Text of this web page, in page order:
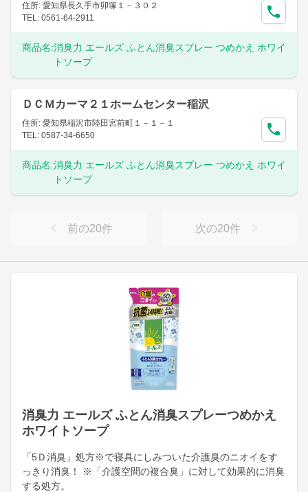
消臭力 エールズ ふとん消臭スプレーつめかえ
ホワイトソープ
「5Ｄ消臭」処方※で寝具にしみついた介護臭のニオイをす
っきり消臭！ ※「介護空間の複合臭」に対して効果的に消臭
する処方。
住所: 愛知県長久手市卯塚１－３０２
TEL: 0561-64-2911
商品名:消臭力 エールズ ふとん消臭スプレー つめかえ ホワイ
トソープ
ＤＣＭカーマ２１ホームセンター稲沢
住所: 愛知県稲沢市陸田宮前町１－１－１
TEL: 0587-34-6650
商品名:消臭力 エールズ ふとん消臭スプレー つめかえ ホワイ
トソープ
前の20件 次の20件